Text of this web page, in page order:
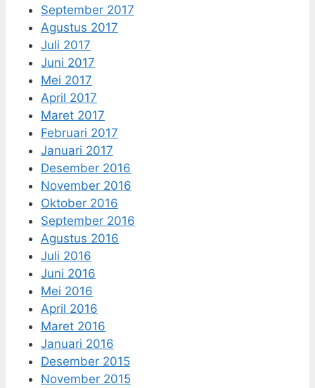
September 2017
Agustus 2017
Juli 2017
Juni 2017
Mei 2017
April 2017
Maret 2017
Februari 2017
Januari 2017
Desember 2016
November 2016
Oktober 2016
September 2016
Agustus 2016
Juli 2016
Juni 2016
Mei 2016
April 2016
Maret 2016
Januari 2016
Desember 2015
November 2015